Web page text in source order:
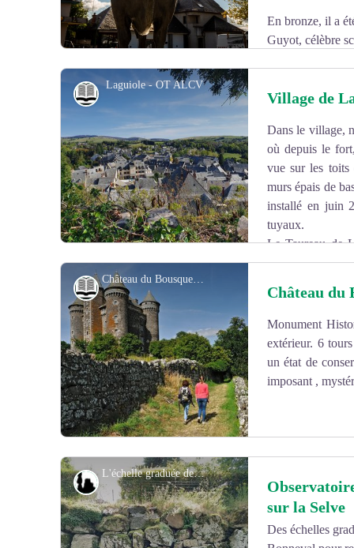
Voir l'image en plein écran
En bronze, il a
Guyot, célèbre
Petite originalité, la sculpture n’appartient pas à la
part du Musée des Beaux Arts de Paris.
Laguiole - OT ALCV
Voir l'image en plein écran
Histoire et patrimoine Village de
Dans le village,
où depuis le
vue sur les toits
murs épais de
installé en juin
tuyaux.
Le Taureau de
Georges Guyot, trône sur la place du foirail depuis
Château du Bousquet - OTC ALCV
Voir l'image en plein écran
Histoire et patrimoine Château du
Monument
extérieur. 6
un état de
imposant ,
L'échelle graduée de l'Observatoire de l'eau sur la Selve - ® PNR de l'Aubrac
Géologie
sur la Selve
Des échelles